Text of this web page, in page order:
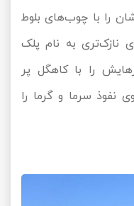
را با چوب‌های بلوط
نازک‌تری به نام پلک
را با کاهگل پر
نفوذ سرما و گرما را